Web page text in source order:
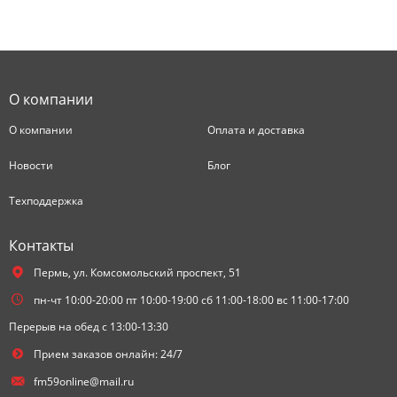
О компании
О компании Оплата и доставка
Новости Блог
Техподдержка
Контакты
Пермь, ул. Комсомольский проспект, 51
пн-чт 10:00-20:00 пт 10:00-19:00 сб 11:00-18:00 вс 11:00-17:00
Перерыв на обед с 13:00-13:30
Прием заказов онлайн: 24/7
fm59online@mail.ru